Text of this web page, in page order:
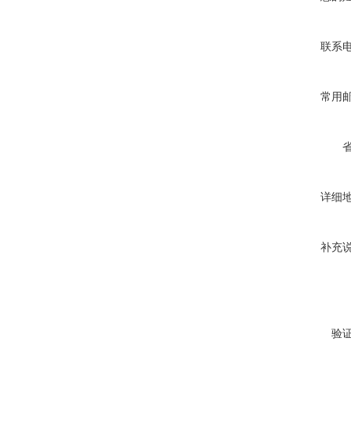
联系
常用
详细
补充
验